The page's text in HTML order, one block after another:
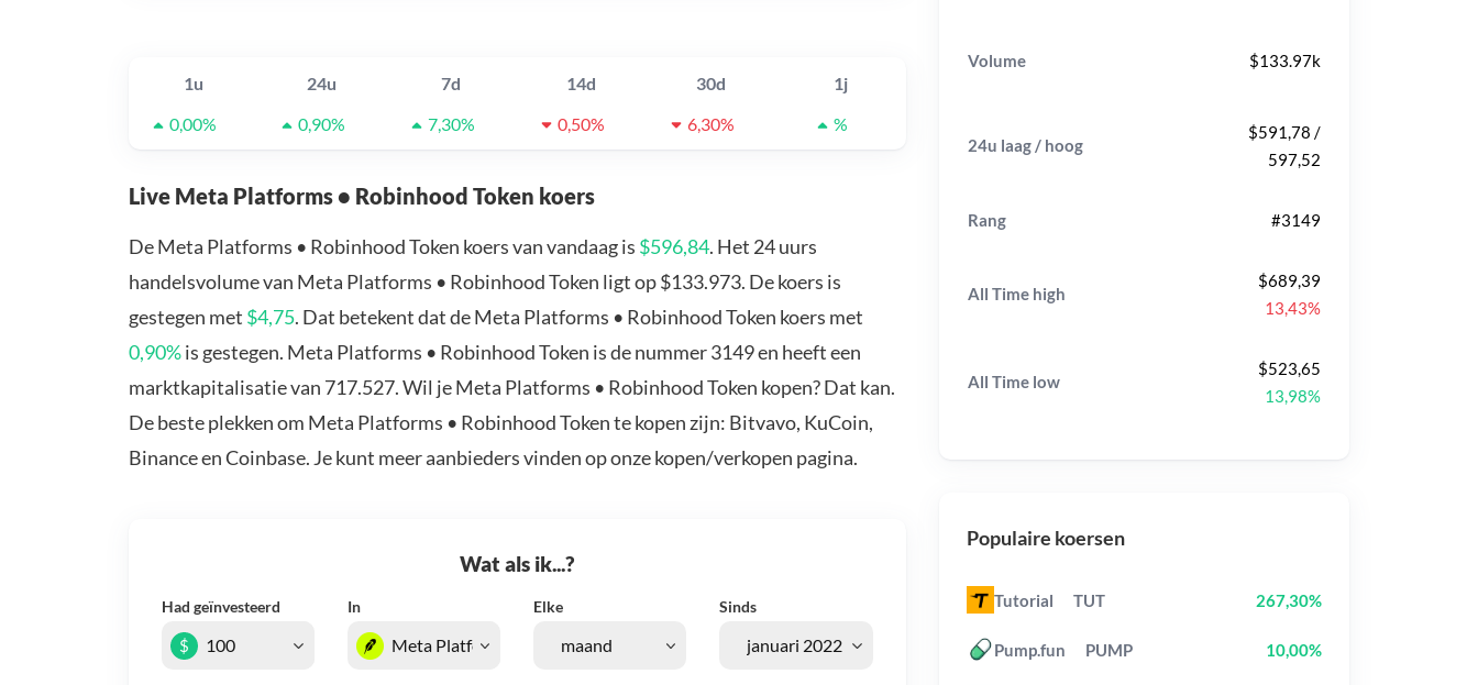
1u 24u 7d 14d 30d
1j
0,00%
0,90% 7,30% 0,50% 6,30% %
Live Meta Platforms • Robinhood Token koers
De Meta Platforms • Robinhood Token koers van vandaag is $596,84. Het 24 uurs
handelsvolume van Meta Platforms • Robinhood Token ligt op $133.973. De koers is
gestegen met $4,75. Dat betekent dat de Meta Platforms • Robinhood Token koers met
0,90%is gestegen. Meta Platforms • Robinhood Token is de nummer 3149 en heeft een
marktkapitalisatie van 717.527. Wil je Meta Platforms • Robinhood Token kopen? Dat kan.
De beste plekken om Meta Platforms • Robinhood Token te kopen zijn: Bitvavo, KuCoin,
Binance en Coinbase. Je kunt meer aanbieders vinden op onze kopen/verkopen pagina.
Wat als ik...?
Had geïnvesteerd In Elke Sinds
$
Volume $133.97k
24u laag / hoog
$591,78 /
597,52
Rang #3149
All Time high
$689,39
13,43%
All Time low
$523,65
13,98%
Populaire koersen
Tutorial TUT 267,30%
Pump.fun PUMP 10,00%